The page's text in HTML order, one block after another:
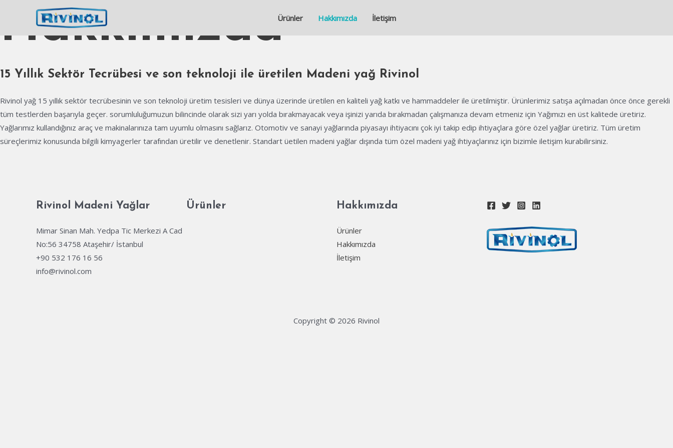
Ürünler Hakkımızda İletişim
Hakkımızda
15 Yıllık Sektör Tecrübesi ve son teknoloji ile üretilen Madeni yağ Rivinol
Rivinol yağ 15 yıllık sektör tecrübesinin ve son teknoloji üretim tesisleri ve dünya üzerinde üretilen en kaliteli yağ katkı ve hammaddeler ile üretilmiştir. Ürünlerimiz satışa açılmadan önce önce gerekli
tüm testlerden başarıyla geçer. sorumluluğumuzun bilincinde olarak sizi yarı yolda bırakmayacak veya işinizi yarıda bırakmadan çalışmanıza devam etmeniz için Yağımızı en üst kalitede üretiriz.
Yağlarımız kullandığınız araç ve makinalarınıza tam uyumlu olmasını sağlarız. Otomotiv ve sanayi yağlarında piyasayı ihtiyacını çok iyi takip edip ihtiyaçlara göre özel yağlar üretiriz. Tüm üretim
süreçlerimiz konusunda bilgili kimyagerler tarafından üretilir ve denetlenir. Standart üetilen madeni yağlar dışında tüm özel madeni yağ ihtiyaçlarınız için bizimle iletişim kurabilirsiniz.
Rivinol Madeni Yağlar
Mimar Sinan Mah. Yedpa Tic Merkezi A Cad
No:56 34758 Ataşehir/ İstanbul
+90 532 176 16 56
info@rivinol.com
Ürünler Hakkımızda
Ürünler
Hakkımızda
İletişim
Copyright © 2026 Rivinol